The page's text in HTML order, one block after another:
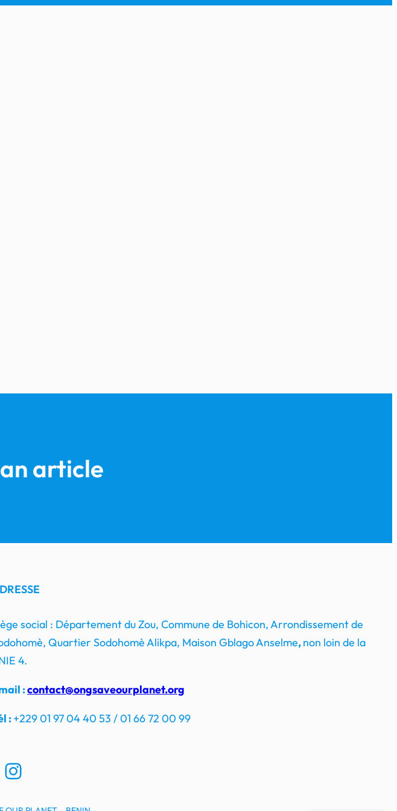
article
social : Département du Zou, Commune de Bohicon, Arrondissement de
Quartier Sodohomè Alikpa, Maison Gblago Anselme,non loin de la
4.
:contact@ongsaveourplanet.org
:+229 01 97 04 40 53 / 01 66 72 00 99
Instagram